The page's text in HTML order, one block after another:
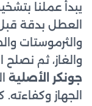
يبدأ عملنا
العطل بدقة
والثرموستات
والغاز، ثم
جونكر الأصلية
الجهاز